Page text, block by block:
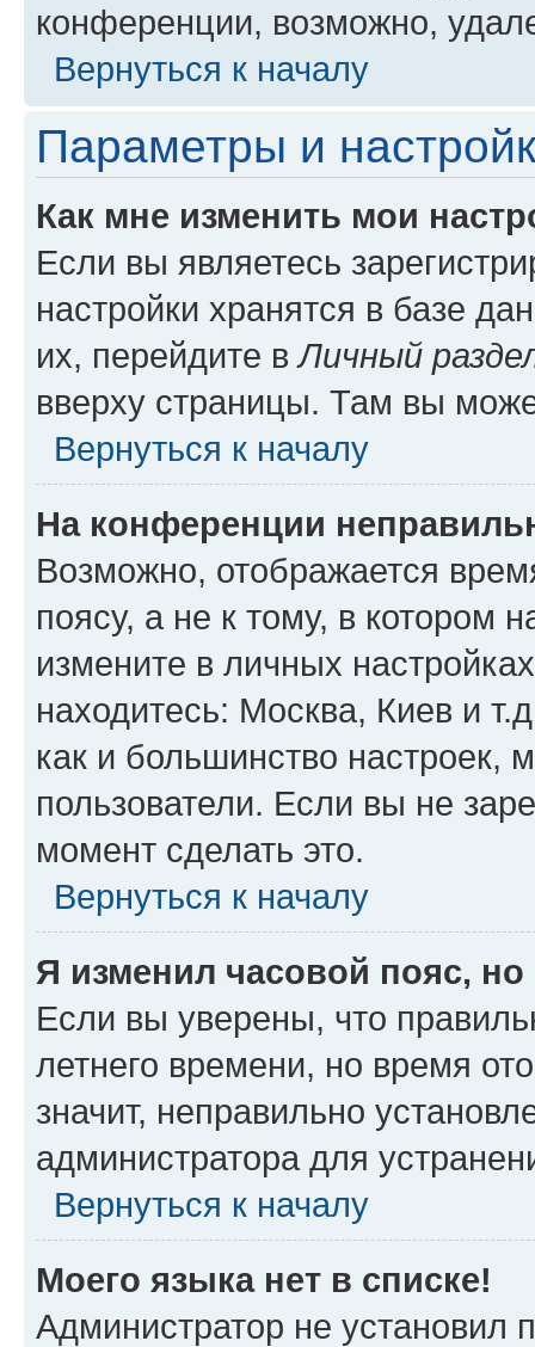
конференции, возможно,
Вернуться к началу
Параметры и
Как мне изменить мои
Если вы являетесь
настройки хранятся в базе
их, перейдите вЛичный
вверху страницы. Там вы
Вернуться к началу
На конференции
Возможно, отображается
поясу, а не к тому, в котором
измените в личных
находитесь: Москва, Киев и
как и большинство настроек,
пользователи. Если вы не
момент сделать это.
Вернуться к началу
Я изменил часовой пояс,
Если вы уверены, что
летнего времени, но время
значит, неправильно
администратора для
Вернуться к началу
Моего языка нет в списке!
Администратор не установил